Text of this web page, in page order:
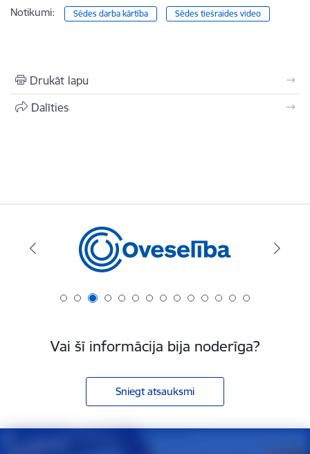
Notikumi: Sēdes darba kārtība Sēdes tiešraides video
Drukāt lapu
Dalīties
Vai šī informācija bija noderīga?
Sniegt atsauksmi